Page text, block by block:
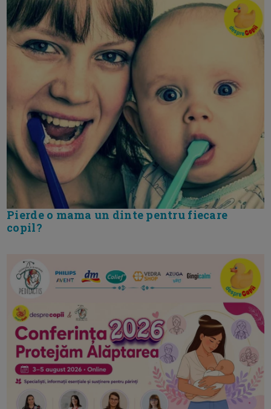
Pierde o mama un dinte pentru fiecare
copil?